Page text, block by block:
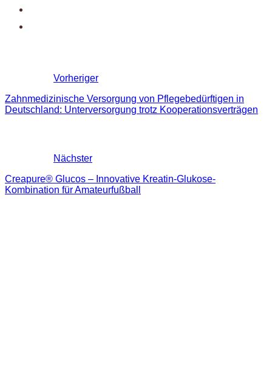
Vorheriger
Zahnmedizinische Versorgung von Pflegebedürftigen in
Deutschland: Unterversorgung trotz Kooperationsverträgen
Nächster
Creapure® Glucos – Innovative Kreatin-Glukose-
Kombination für Amateurfußball